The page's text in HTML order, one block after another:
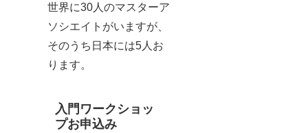
世界に30人のマスターア
ソシエイトがいますが、
そのうち日本には5人お
ります。
入門ワークショッ
プお申込み